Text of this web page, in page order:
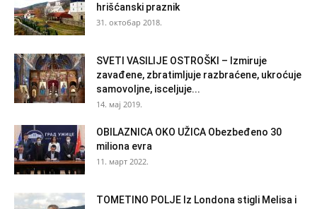
hrišćanski praznik
31. октобар 2018.
SVETI VASILIJE OSTROŠKI – Izmiruje
zavađene, zbratimljuje razbraćene, ukroćuje
samovoljne, isceljuje...
14. мај 2019.
OBILAZNICA OKO UŽICA Obezbeđeno 30
miliona evra
11. март 2022.
TOMETINO POLJE Iz Londona stigli Melisa i